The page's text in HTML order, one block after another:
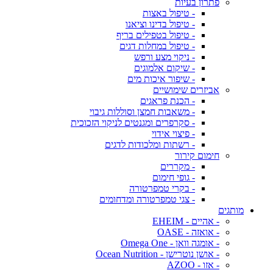
פתרון בעיות
- טיפול באצות
- טיפול בדינו וציאנו
- טיפול בטפילים בריף
- טיפול במחלות דגים
- ניקוי מצע ורפש
- שיקום אלמוגים
- שיפור איכות מים
אביזרים שימושיים
- הכנת פראגים
- משאבות חמצן וסוללות גיבוי
- סקרפרים ומגנטים לניקוי הזכוכית
- פיצוי אידוי
- רשתות ומלכודות לדגים
חימום קירור
- מקררים
- גופי חימום
- בקרי טמפרטורה
- צגי טמפרטורה ומדחומים
מותגים
- אהיים - EHEIM
- אואזה - OASE
- אומגה וואן - Omega One
- אושן נוטרישן - Ocean Nutrition
- אזו - AZOO